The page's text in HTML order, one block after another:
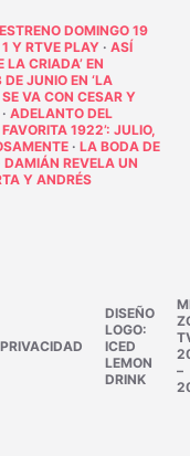
DOMINGO 19
Y RTVE PLAY· ASÍ
LA CRIADA’ EN
JUNIO EN ‘LA
VA CON CESAR Y
ADELANTO DEL
1922’: JULIO,
· LA BODA DE
DAMIÁN REVELA UN
Y ANDRÉS
PRIVACIDAD
DISEÑO
LOGO:
ICED
LEMON
DRINK
–